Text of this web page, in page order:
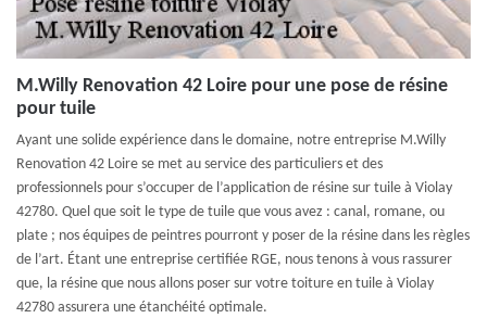
M.Willy Renovation 42 Loire pour une pose de résine
pour tuile
Ayant une solide expérience dans le domaine, notre entreprise M.Willy
Renovation 42 Loire se met au service des particuliers et des
professionnels pour s’occuper de l’application de résine sur tuile à Violay
42780. Quel que soit le type de tuile que vous avez : canal, romane, ou
plate ; nos équipes de peintres pourront y poser de la résine dans les règles
de l’art. Étant une entreprise certifiée RGE, nous tenons à vous rassurer
que, la résine que nous allons poser sur votre toiture en tuile à Violay
42780 assurera une étanchéité optimale.